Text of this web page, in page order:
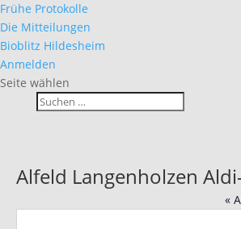
Frühe Protokolle
Die Mitteilungen
Bioblitz Hildesheim
Anmelden
Seite wählen
Alfeld Langenholzen
«